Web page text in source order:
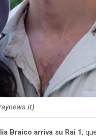
Braico arriva su Rai 1,